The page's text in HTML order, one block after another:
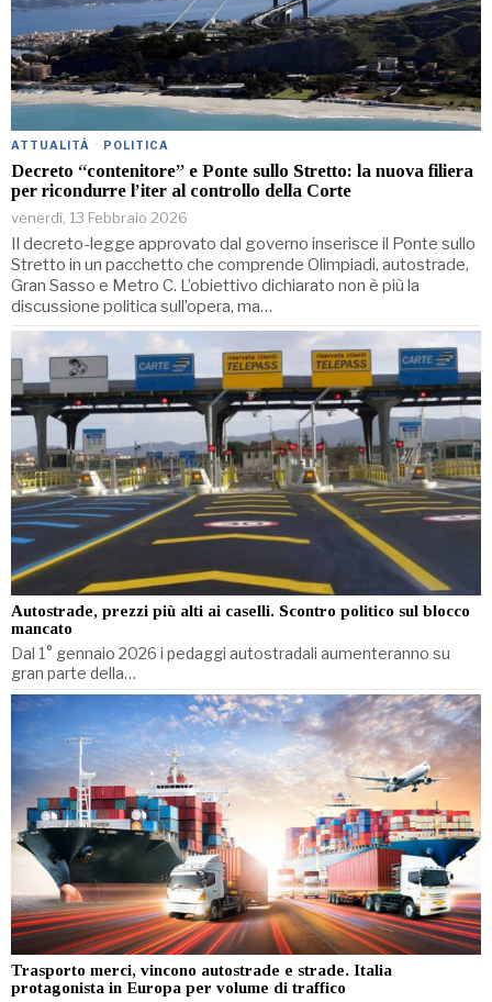
ATTUALITÀ · POLITICA
Decreto “contenitore” e Ponte sullo Stretto: la nuova filiera
per ricondurre l’iter al controllo della Corte
venerdì, 13 Febbraio 2026
Il decreto-legge approvato dal governo inserisce il Ponte sullo
Stretto in un pacchetto che comprende Olimpiadi, autostrade,
Gran Sasso e Metro C. L’obiettivo dichiarato non è più la
discussione politica sull’opera, ma…
Autostrade, prezzi più alti ai caselli. Scontro politico sul blocco
mancato
Dal 1° gennaio 2026 i pedaggi autostradali aumenteranno su
gran parte della…
Trasporto merci, vincono autostrade e strade. Italia
protagonista in Europa per volume di traffico